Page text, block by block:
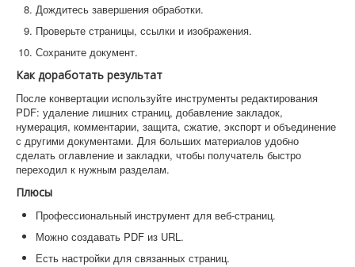
Дождитесь завершения обработки.
Проверьте страницы, ссылки и изображения.
Сохраните документ.
Как доработать результат
После конвертации используйте инструменты редактирования
PDF: удаление лишних страниц, добавление закладок,
нумерация, комментарии, защита, сжатие, экспорт и объединение
с другими документами. Для больших материалов удобно
сделать оглавление и закладки, чтобы получатель быстро
переходил к нужным разделам.
Плюсы
Профессиональный инструмент для веб-страниц.
Можно создавать PDF из URL.
Есть настройки для связанных страниц.